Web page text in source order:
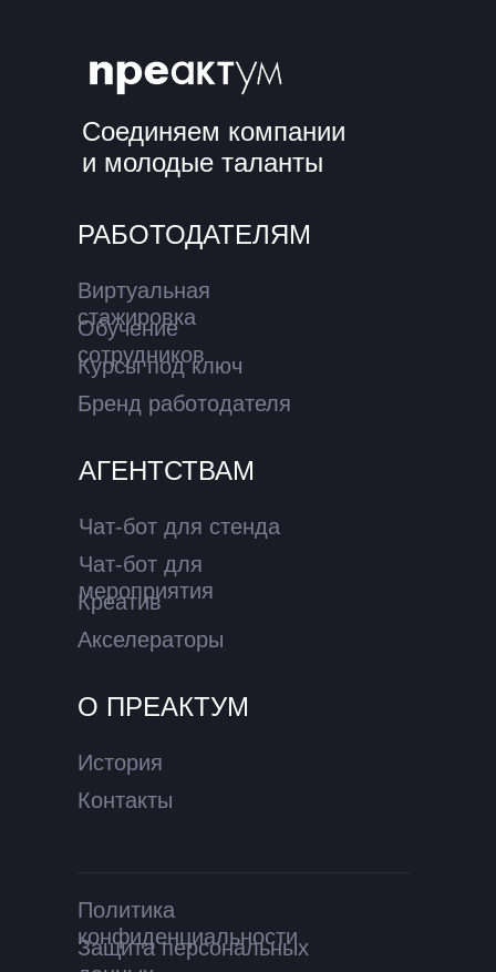
Соединяем компании
и молодые таланты
О ПРЕАКТУМ
История
Контакты
Политика
конфиденциальности
Защита персональных
РАБОТОДАТЕЛЯМ
Виртуальная
стажировка
Обучение
сотрудников
Курсы под ключ
Бренд работодателя
Чат-бот для
мероприятия
Акселераторы
Креатив
Чат-бот для стенда
АГЕНТСТВАМ